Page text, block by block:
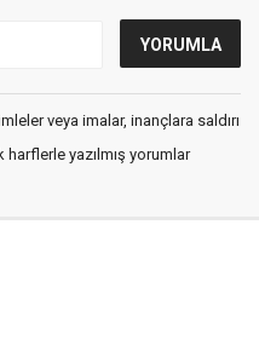
veya imalar, inançlara saldırı
yazılmış yorumlar